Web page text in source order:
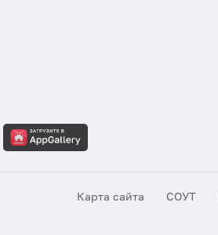
Карта сайта СОУТ